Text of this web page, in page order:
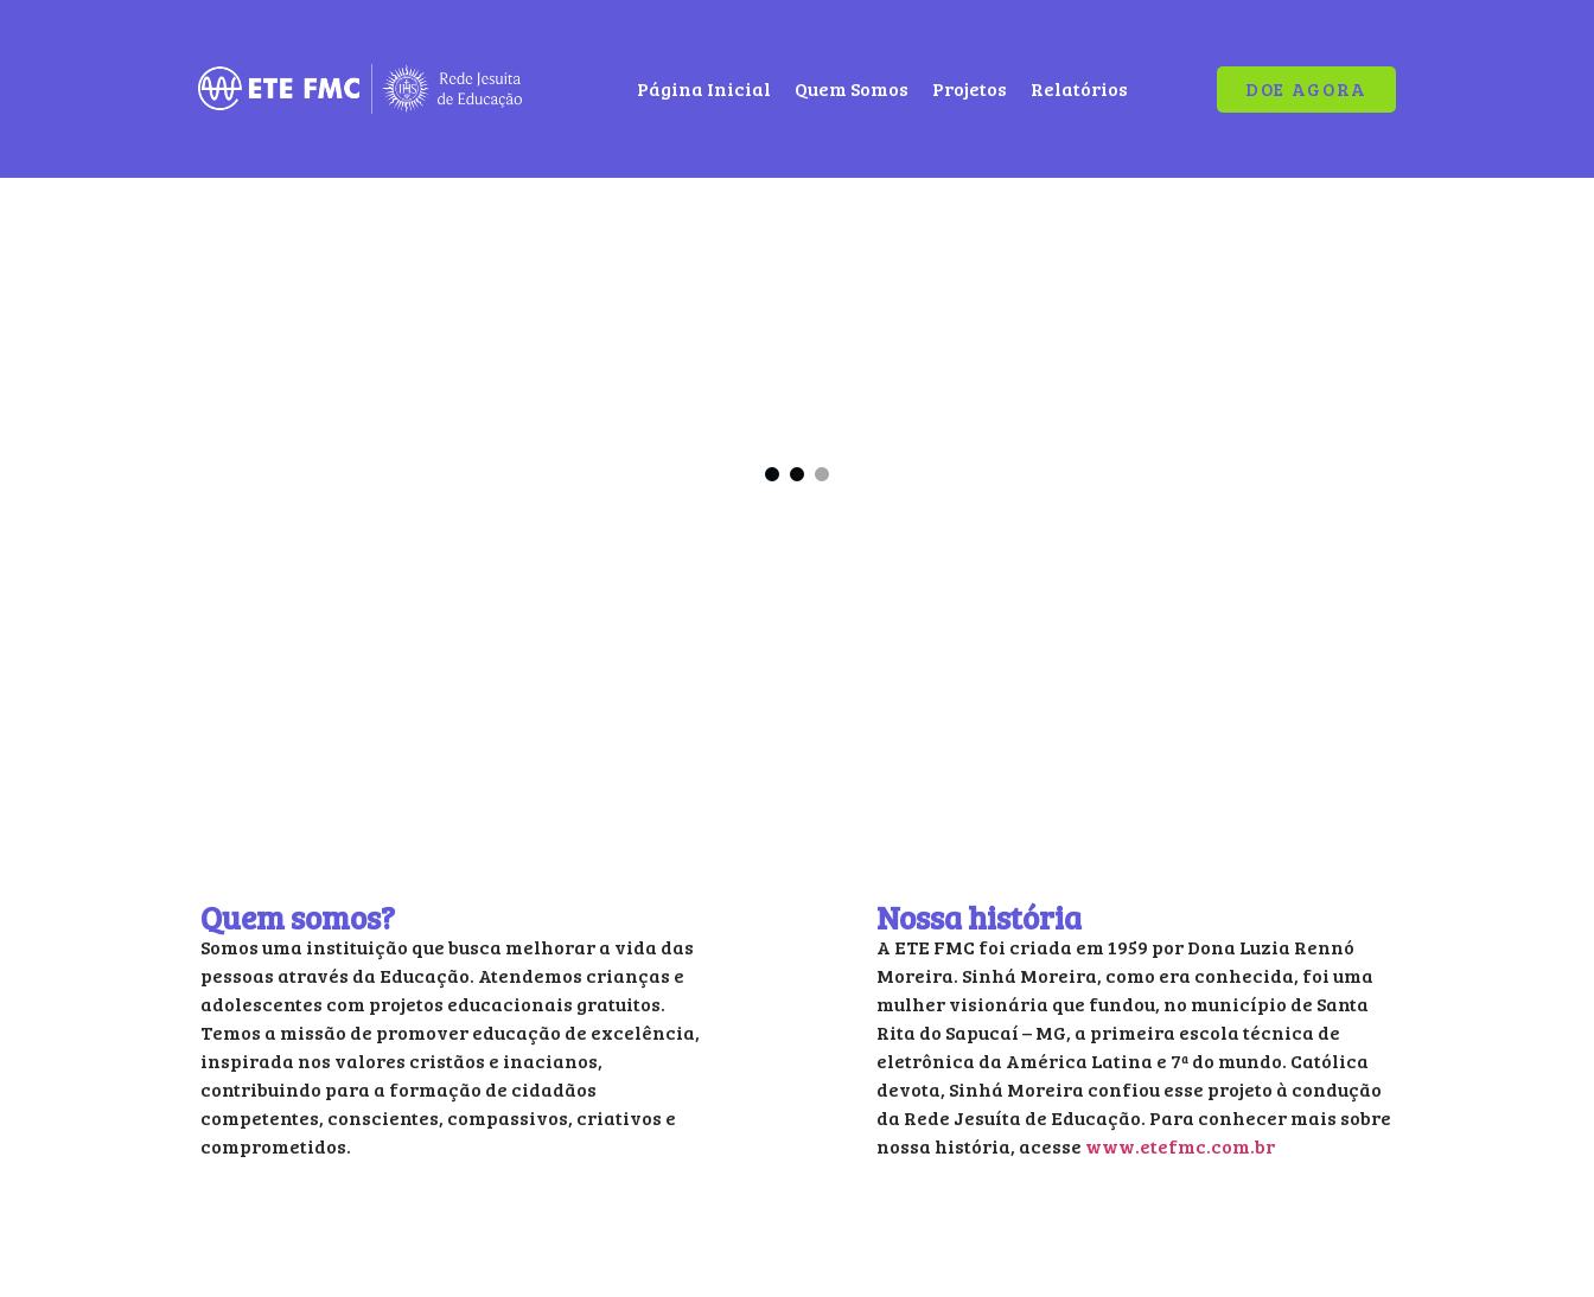
Página Inicial Quem Somos Projetos Relatórios DOE AGORA
Quem somos?
Somos uma instituição que busca melhorar a vida das
pessoas através da Educação. Atendemos crianças e
adolescentes com projetos educacionais gratuitos.
Temos a missão de promover educação de excelência,
inspirada nos valores cristãos e inacianos,
contribuindo para a formação de cidadãos
competentes, conscientes, compassivos, criativos e
comprometidos.
Nossa história
A ETE FMC foi criada em 1959 por Dona Luzia Rennó
Moreira. Sinhá Moreira, como era conhecida, foi uma
mulher visionária que fundou, no município de Santa
Rita do Sapucaí – MG, a primeira escola técnica de
eletrônica da América Latina e 7ª do mundo. Católica
devota, Sinhá Moreira confiou esse projeto à condução
da Rede Jesuíta de Educação. Para conhecer mais sobre
nossa história, acesse www.etefmc.com.br